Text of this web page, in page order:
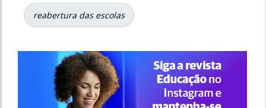
reabertura das escolas